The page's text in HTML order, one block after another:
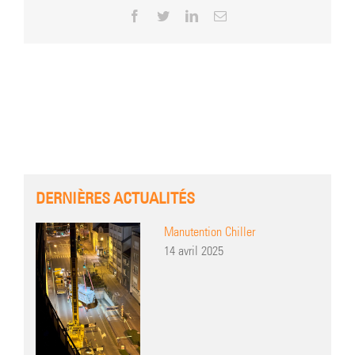
Facebook
TwitterLinkedInEmail
DERNIÈRES ACTUALITÉS
Manutention Chiller
14 avril 2025